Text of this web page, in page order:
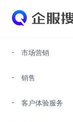
市场营销
销售
客户体验服务